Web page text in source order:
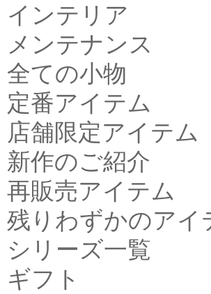
インテリア
メンテナンス
全ての小物
定番アイテム
店舗限定アイテム
新作のご紹介
再販売アイテム
残りわずかのアイ
シリーズ一覧
ギフト